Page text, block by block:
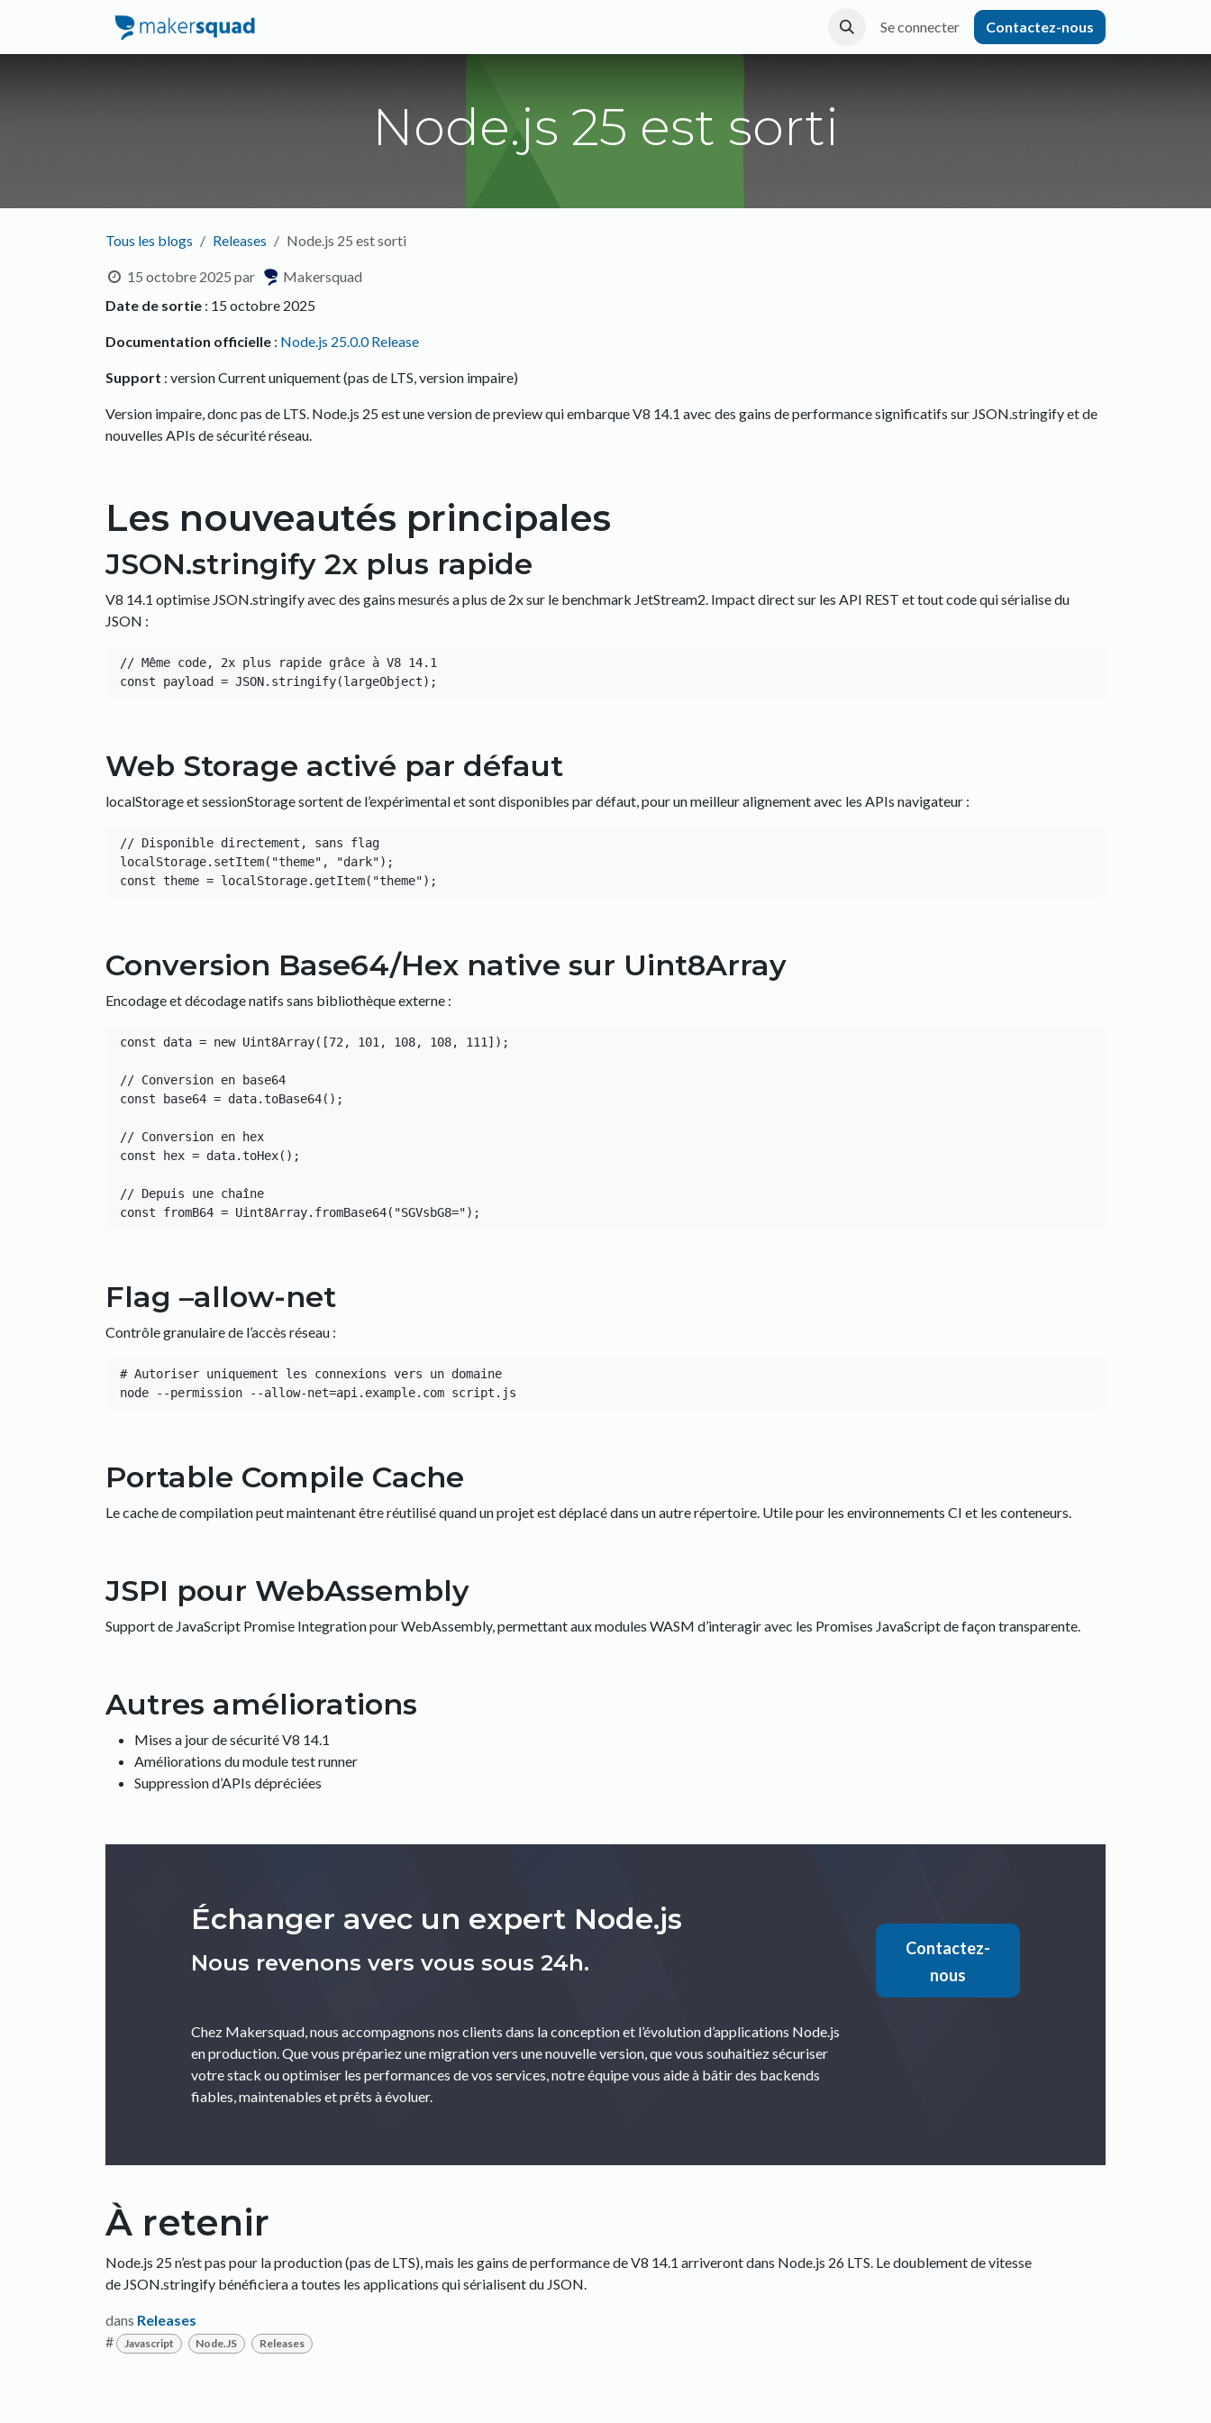
Se connecter Contactez-nous
Node.js 25 est sorti
Tous les blogs Releases Node.js 25 est sorti
15 octobre 2025 par
Makersquad
Date de sortie : 15 octobre 2025
Documentation officielle : Node.js 25.0.0 Release
Support : version Current uniquement (pas de LTS, version impaire)
Version impaire, donc pas de LTS. Node.js 25 est une version de preview qui embarque V8 14.1 avec des gains de performance significatifs sur JSON.stringify et de
nouvelles APIs de sécurité réseau.
Les nouveautés principales
JSON.stringify 2x plus rapide
V8 14.1 optimise JSON.stringify avec des gains mesurés a plus de 2x sur le benchmark JetStream2. Impact direct sur les API REST et tout code qui sérialise du
JSON :
// Même code, 2x plus rapide grâce à V8 14.1
Web Storage activé par défaut
localStorage et sessionStorage sortent de l’expérimental et sont disponibles par défaut, pour un meilleur alignement avec les APIs navigateur :
// Disponible directement, sans flag
localStorage.setItem("theme", "dark");
Conversion Base64/Hex native sur Uint8Array
Encodage et décodage natifs sans bibliothèque externe :
const data = new Uint8Array([72, 101, 108, 108, 111]);
// Conversion en base64
const base64 = data.toBase64();
// Conversion en hex
const hex = data.toHex();
// Depuis une chaîne
Flag –allow-net
Contrôle granulaire de l’accès réseau :
# Autoriser uniquement les connexions vers un domaine
Portable Compile Cache
Le cache de compilation peut maintenant être réutilisé quand un projet est déplacé dans un autre répertoire. Utile pour les environnements CI et les conteneurs.
JSPI pour WebAssembly
Support de JavaScript Promise Integration pour WebAssembly, permettant aux modules WASM d’interagir avec les Promises JavaScript de façon transparente.
Autres améliorations
Mises a jour de sécurité V8 14.1
Améliorations du module test runner
Suppression d’APIs dépréciées
Échanger avec un expert Node.js
Nous revenons vers vous sous 24h.
Chez Makersquad, nous accompagnons nos clients dans la conception et l’évolution d’applications Node.js
en production. Que vous prépariez une migration vers une nouvelle version, que vous souhaitiez sécuriser
votre stack ou optimiser les performances de vos services, notre équipe vous aide à bâtir des backends
fiables, maintenables et prêts à évoluer.
Contactez-
nous
À retenir
Node.js 25 n’est pas pour la production (pas de LTS), mais les gains de performance de V8 14.1 arriveront dans Node.js 26 LTS. Le doublement de vitesse
de JSON.stringify bénéficiera a toutes les applications qui sérialisent du JSON.
dans Releases
#
Javascript Node.JS Releases